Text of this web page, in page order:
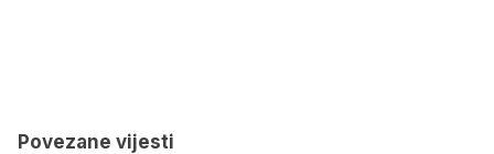
Povezane vijesti